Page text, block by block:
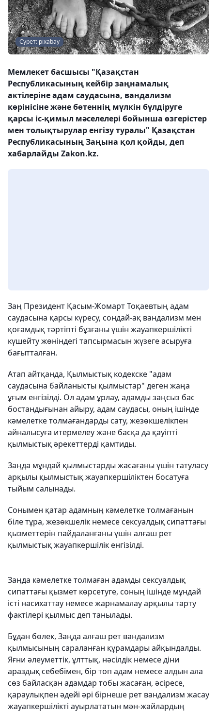
Сурет: pixabay
Мемлекет басшысы "Қазақстан
Республикасының кейбір заңнамалық
актілеріне адам саудасына, вандализм
көрінісіне және бөтеннің мүлкін бүлдіруге
қарсы іс-қимыл мәселелері бойынша өзгерістер
мен толықтырулар енгізу туралы" Қазақстан
Республикасының Заңына қол қойды, деп
хабарлайды Zakon.kz.
Заң Президент Қасым-Жомарт Тоқаевтың адам
саудасына қарсы күресу, сондай-ақ вандализм мен
қоғамдық тәртіпті бұзғаны үшін жауапкершілікті
күшейту жөніндегі тапсырмасын жүзеге асыруға
бағытталған.
Атап айтқанда, Қылмыстық кодекске "адам
саудасына байланысты қылмыстар" деген жаңа
ұғым енгізілді. Ол адам ұрлау, адамды заңсыз бас
бостандығынан айыру, адам саудасы, оның ішінде
кәмелетке толмағандарды сату, жезөкшелікпен
айналысуға итермелеу және басқа да қауіпті
қылмыстық әрекеттерді қамтиды.
Заңда мұндай қылмыстарды жасағаны үшін татуласу
арқылы қылмыстық жауапкершіліктен босатуға
тыйым салынады.
Сонымен қатар адамның кәмелетке толмағанын
біле тұра, жезөкшелік немесе сексуалдық сипаттағы
қызметтерін пайдаланғаны үшін алғаш рет
қылмыстық жауапкершілік енгізілді.
Заңда кәмелетке толмаған адамды сексуалдық
сипаттағы қызмет көрсетуге, соның ішінде мұндай
істі насихаттау немесе жарнамалау арқылы тарту
фактілері қылмыс деп танылады.
Бұдан бөлек, Заңда алғаш рет вандализм
қылмысының сараланған құрамдары айқындалды.
Яғни әлеуметтік, ұлттық, нәсілдік немесе діни
араздық себебімен, бір топ адам немесе алдын ала
сөз байласқан адамдар тобы жасаған, әсіресе,
қараулықпен әдейі әрі бірнеше рет вандализм жасау
жауапкершілікті ауырлататын мән-жайлардың